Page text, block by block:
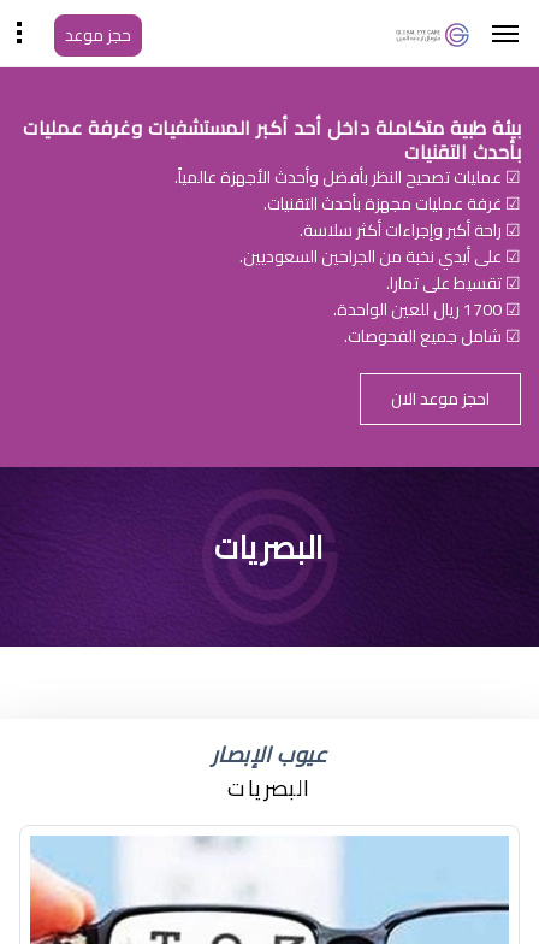
حجز موعد
بيئة طبية متكاملة داخل أحد أكبر المستشفيات وغرفة عمليات
بأحدث التقنيات
☑ عمليات تصحيح النظر بأفضل وأحدث الأجهزة عالمياً.
☑ غرفة عمليات مجهزة بأحدث التقنيات.
☑ راحة أكبر وإجراءات أكثر سلاسة.
☑ على أيدي نخبة من الجراحين السعوديين.
☑ تقسيط على تمارا.
☑ 1700 ريال للعين الواحدة.
☑ شامل جميع الفحوصات.
احجز موعد الان
درجات طول النظر
البصريات
عيوب الإبصار
البصريات